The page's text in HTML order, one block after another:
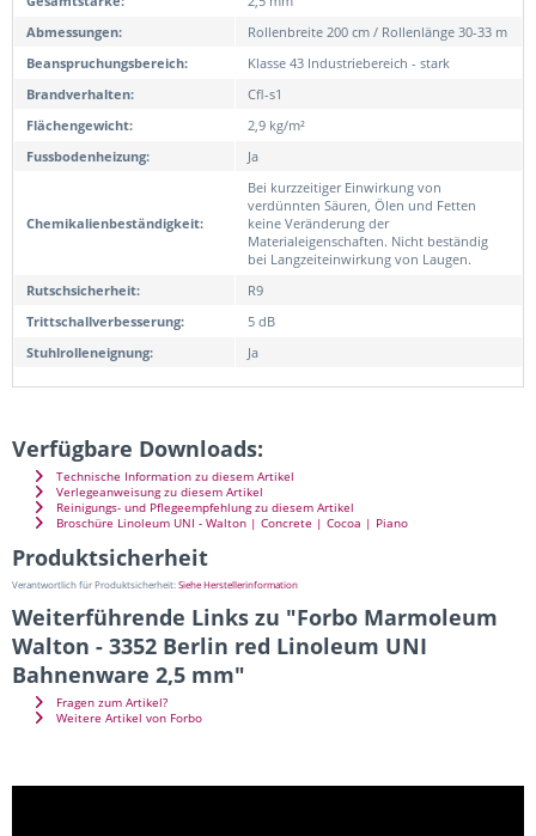
Abmessungen:
Rollenbreite 200 cm / Rollenlänge 30-33 m
Beanspruchungsbereich:
Klasse 43 Industriebereich - stark
Brandverhalten:
Cfl-s1
Flächengewicht:
2,9 kg/m²
Fussbodenheizung:
Ja
Chemikalienbeständigkeit:
Bei kurzzeitiger Einwirkung von
verdünnten Säuren, Ölen und Fetten
keine Veränderung der
Materialeigenschaften. Nicht beständig
bei Langzeiteinwirkung von Laugen.
Rutschsicherheit:
R9
Trittschallverbesserung:
5 dB
Stuhlrolleneignung:
Ja
Verfügbare Downloads:
Technische Information zu diesem Artikel
Verlegeanweisung zu diesem Artikel
Reinigungs- und Pflegeempfehlung zu diesem Artikel
Broschüre Linoleum UNI - Walton | Concrete | Cocoa | Piano
Produktsicherheit
Verantwortlich für Produktsicherheit:Siehe Herstellerinformation
Weiterführende Links zu "Forbo Marmoleum
Walton - 3352 Berlin red Linoleum UNI
Bahnenware 2,5 mm"
Fragen zum Artikel?
Weitere Artikel von Forbo